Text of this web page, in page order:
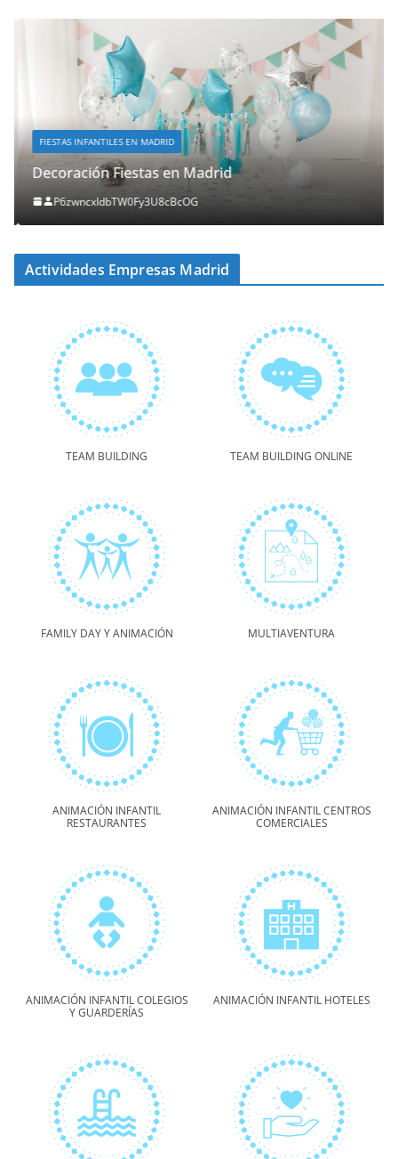
FIESTAS INFANTILES EN MADRID
Decoración Fiestas en Madrid
P6zwncxIdbTW0Fy3U8cBcOG
Actividades Empresas Madrid
TEAM BUILDING TEAM BUILDING ONLINE
FAMILY DAY Y ANIMACIÓN MULTIAVENTURA
ANIMACIÓN INFANTIL
RESTAURANTES
ANIMACIÓN INFANTIL CENTROS
COMERCIALES
ANIMACIÓN INFANTIL COLEGIOS
Y GUARDERÍAS
ANIMACIÓN INFANTIL HOTELES